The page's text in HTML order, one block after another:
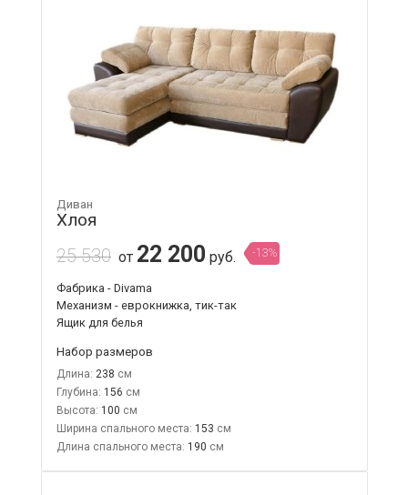
Диван
Хлоя
25 530 от 22 200 руб. -13%
Фабрика - Divama
Механизм - еврокнижка, тик-так
Ящик для белья
Набор размеров
Длина: 238
Глубина: 156
Высота: 100
Ширина спального места: 153
Длина спального места: 190